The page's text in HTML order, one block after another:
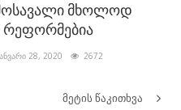
მხოლოდ
28, 2020 2672
მეტის წაკითხვა